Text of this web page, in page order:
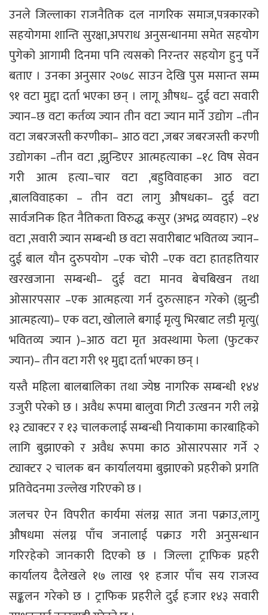
उनले जिल्लाका राजनैतिक दल नागरिक समाज,पत्रकारको
सहयोगमा शान्ति सुरक्षा,अपराध अनुसन्धानमा समेत सहयोग
पुगेको आगामी दिनमा पनि त्यसको निरन्तर सहयोग हुनु पर्ने
बताए । उनका अनुसार २०७८ साउन देखि पुस मसान्त सम्म
९१ वटा मुद्दा दर्ता भएका छन् । लागू औषध– दुई वटा सवारी
ज्यान–छ वटा कर्तव्य ज्यान तीन वटा ज्यान मार्ने उद्योग –तीन
वटा जबरजस्ती करणीका– आठ वटा ,जबर जबरजस्ती करणी
उद्योगका –तीन वटा ,झुन्डिएर आत्महत्याका –१८ विष सेवन
गरी आत्म हत्या–चार वटा ,बहुविवाहका आठ वटा
,बालविवाहका – तीन वटा लागु औषधका– दुई वटा
सार्वजनिक हित नैतिकता विरुद्ध कसुर (अभद्र व्यवहार) –१४
वटा ,सवारी ज्यान सम्बन्धी छ वटा सवारीबाट भवितव्य ज्यान–
दुई बाल यौन दुरुपयोग –एक चोरी –एक वटा हातहतियार
खरखजाना सम्बन्धी– दुई वटा मानव बेचबिखन तथा
ओसारपसार –एक आत्महत्या गर्न दुरुत्साहन गरेको (झुन्डी
आत्महत्या)– एक वटा, खोलाले बगाई मृत्यु भिरबाट लडी मृत्यु(
भवितव्य ज्यान )–आठ वटा मृत अवस्थामा फेला (फुटकर
ज्यान)– तीन वटा गरी ९१ मुद्दा दर्ता भएका छन् ।
यस्तै महिला बालबालिका तथा ज्येष्ठ नागरिक सम्बन्धी १४४
उजुरी परेको छ । अवैध रूपमा बालुवा गिटी उत्खनन गरी लग्ने
१३ ट्याक्टर र १३ चालकलाई सम्बन्धी नियाकामा कारबाहिको
लागि बुझाएको र अवैध रूपमा काठ ओसारपसार गर्ने २
ट्याक्टर २ चालक बन कार्यालयमा बुझाएको प्रहरीको प्रगति
प्रतिवेदनमा उल्लेख गरिएको छ ।
जलचर ऐन विपरीत कार्यमा संलग्न सात जना पक्राउ,लागु
औषधमा संलग्न पाँच जनालाई पक्राउ गरी अनुसन्धान
गरिरहेको जानकारी दिएको छ । जिल्ला ट्राफिक प्रहरी
कार्यालय दैलेखले १७ लाख ९१ हजार पाँच सय राजस्व
सङ्कलन गरेको छ । ट्राफिक प्रहरीले दुई हजार १४३ सवारी